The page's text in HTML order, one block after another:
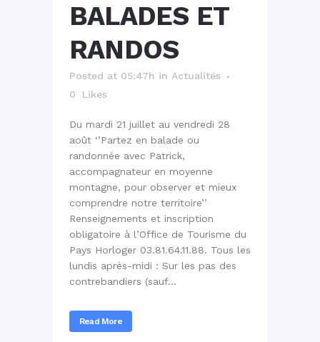
BALADES ET
RANDOS
Posted at 05:47h in Actualités
0
Likes
Du mardi 21 juillet au vendredi 28
août ‘’Partez en balade ou
randonnée avec Patrick,
accompagnateur en moyenne
montagne, pour observer et mieux
comprendre notre territoire’’
Renseignements et inscription
obligatoire à l’Office de Tourisme du
Pays Horloger 03.81.64.11.88. Tous les
lundis après-midi : Sur les pas des
contrebandiers (sauf...
Read More